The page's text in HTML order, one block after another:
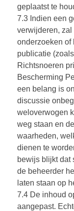
geplaatst te
7.3 Indien een
verwijderen, zal
onderzoeken of
publicatie
Richtsnoeren
Bescherming
een belang is
discussie
weloverwogen
weg staan en
waarheden,
dienen te
bewijs blijkt dat
de beheerder
laten staan op
7.4 De inhoud
aangepast.